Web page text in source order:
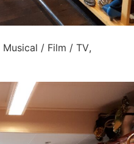
Musical / Film / TV,